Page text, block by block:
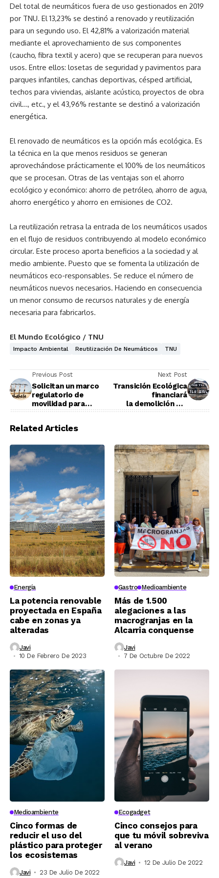
Del total de neumáticos fuera de uso gestionados en 2019
por TNU. El 13,23% se destinó a renovado y reutilización
para un segundo uso. El 42,81% a valorización material
mediante el aprovechamiento de sus componentes
(caucho, fibra textil y acero) que se recuperan para nuevos
usos. Entre ellos: losetas de seguridad y pavimentos para
parques infantiles, canchas deportivas, césped artificial,
techos para viviendas, aislante acústico, proyectos de obra
civil…, etc., y el 43,96% restante se destinó a valorización
energética.
El renovado de neumáticos es la opción más ecológica. Es
la técnica en la que menos residuos se generan
aprovechándose prácticamente el 100% de los neumáticos
que se procesan. Otras de las ventajas son el ahorro
ecológico y económico: ahorro de petróleo, ahorro de agua,
ahorro energético y ahorro en emisiones de CO2.
La reutilización retrasa la entrada de los neumáticos usados
en el flujo de residuos contribuyendo al modelo económico
circular. Este proceso aporta beneficios a la sociedad y al
medio ambiente. Puesto que se fomenta la utilización de
neumáticos eco-responsables. Se reduce el número de
neumáticos nuevos necesarios. Haciendo en consecuencia
un menor consumo de recursos naturales y de energía
necesaria para fabricarlos.
El Mundo Ecológico / TNU
Impacto Ambiental Reutilización De Neumáticos TNU
Previous Post
Solicitan un marco
regulatorio de
movilidad para
Next Post
Transición Ecológica
financiará
la demolición del
Related Articles
Energía
La potencia renovable
proyectada en España
cabe en zonas ya
alteradas
Javi
10 De Febrero De 2023
Gastro Medioambiente
Más de 1.500
alegaciones a las
macrogranjas en la
Alcarria conquense
Javi
7 De Octubre De 2022
Medioambiente
Cinco formas de
reducir el uso del
plástico para proteger
los ecosistemas
Javi 23 De Julio De 2022
Ecogadget
Cinco consejos para
que tu móvil sobreviva
al verano
Javi 12 De Julio De 2022